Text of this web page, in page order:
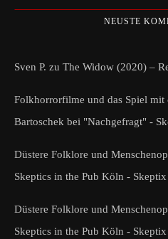
NEUSTE
Sven P. zu The Widow (2020) –
Folkhorrorfilme und das Spiel mit
Bartoschek bei "Nachgefragt" -
Düstere Folklore und
Skeptics in the Pub Köln - Skeptix
Düstere Folklore und
Skeptics in the Pub Köln - Skeptix